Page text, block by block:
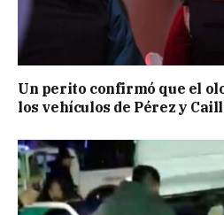
Un perito confirmó que el
los vehículos de Pérez y